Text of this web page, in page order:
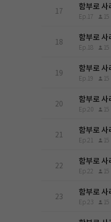
17 함부로
Ep.17 15
18 함부로
Ep.18 15
19 함부로
Ep.19 15
20 함부로
Ep.20 15
21 함부로
Ep.21 15
22 함부로
Ep.22 15
23 함부로
Ep.23 15